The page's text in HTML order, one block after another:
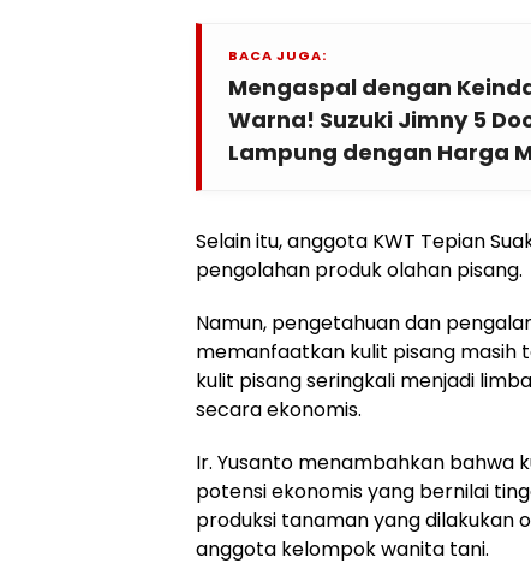
BACA JUGA:
Mengaspal dengan
Warna! Suzuki Jimny 5
Lampung dengan Harga
Selain itu, anggota KWT Tepian
pengolahan produk olahan pisang.
Namun, pengetahuan dan
memanfaatkan kulit pisang masih
kulit pisang seringkali menjadi
secara ekonomis.
Ir. Yusanto menambahkan bahwa
potensi ekonomis yang bernilai
produksi tanaman yang dilakukan
anggota kelompok wanita tani.